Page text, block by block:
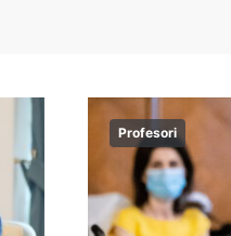
Profesori